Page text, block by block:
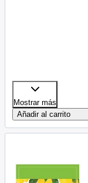
Mostrar más
Añadir al carrito